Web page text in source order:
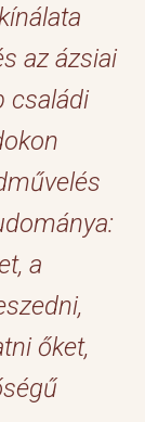
az ázsiai
családi
a
őket,